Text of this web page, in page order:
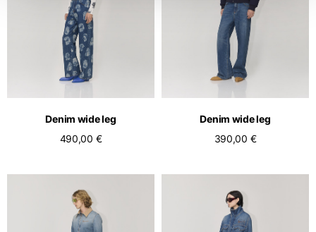
Denim wide leg
490,00 €
Denim wide leg
390,00 €